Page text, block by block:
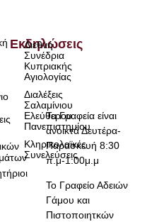
Τα Γραφεία είναι
ανοικτά Δευτέρα-
Παρασκευή 8:30
π.μ-1:00μ.μ
Το Γραφείο Αδειών
Γάμου και
Πιστοποιητκών
Εκδηλώσεις
Διεθνή
Συνέδρια
Κυπριακής
Αγιολογίας
Διαλέξεις
Σαλαμίνιου
Ελεύθερου
Πανεπιστημίου
Κληρικολαϊκές
Συνελεύσεις